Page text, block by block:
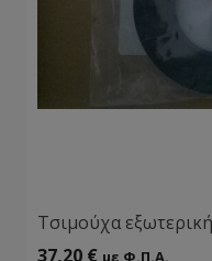
Τσιμούχα
37,20 € με Φ.Π.Α.